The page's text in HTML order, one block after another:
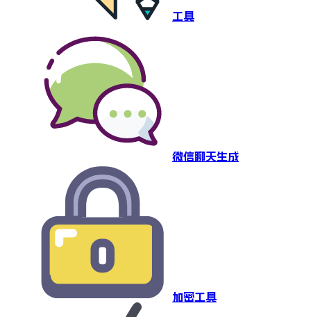
工具
微信聊天生成
加密工具